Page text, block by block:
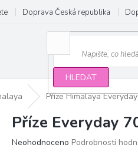
Doprava Česká republika
HLEDAT
Příze Himalaya
Příze Everyday
Průměrné
Neohodnoceno Podrobnosti